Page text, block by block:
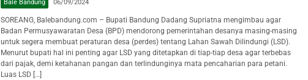
Bale Bandung 06/09/2024
SOREANG, Balebandung.com – Bupati Bandung Dadang Supriatna mengimbau agar
Badan Permusyawaratan Desa (BPD) mendorong pemerintahan desanya masing-masing
untuk segera membuat peraturan desa (perdes) tentang Lahan Sawah Dilindungi (LSD).
Menurut bupati hal ini penting agar LSD yang ditetapkan di tiap-tiap desa agar terbebas
dari pajak, demi ketahanan pangan dan terlindunginya mata pencaharian para petani.
Luas LSD […]